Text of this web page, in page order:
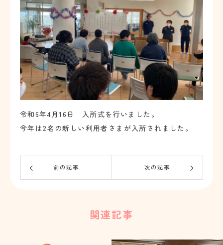
令和6年4月16日 入所式を行いました。
今年は2名の新しい利用者さまが入所されました。
前の記事 次の記事
関連記事